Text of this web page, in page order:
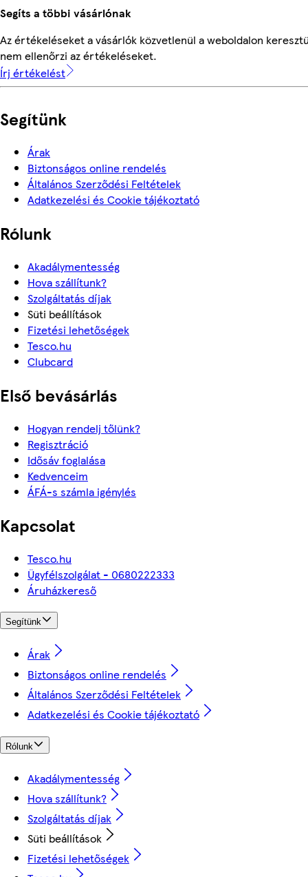
Segíts a többi vásárlónak
Az értékeléseket a vásárlók közvetlenül a weboldalon
nem ellenőrzi az értékeléseket.
Írj értékelést
Segítünk
Árak
Biztonságos online rendelés
Általános Szerződési Feltételek
Adatkezelési és Cookie tájékoztató
Rólunk
Akadálymentesség
Hova szállítunk?
Szolgáltatás díjak
Süti beállítások
Fizetési lehetőségek
Tesco.hu
Clubcard
Első bevásárlás
Hogyan rendelj tőlünk?
Regisztráció
Idősáv foglalása
Kedvenceim
ÁFÁ-s számla igénylés
Kapcsolat
Tesco.hu
Ügyfélszolgálat - 0680222333
Áruházkereső
Segítünk
Árak
Biztonságos online rendelés
Általános Szerződési Feltételek
Adatkezelési és Cookie tájékoztató
Rólunk
Akadálymentesség
Hova szállítunk?
Szolgáltatás díjak
Süti beállítások
Fizetési lehetőségek